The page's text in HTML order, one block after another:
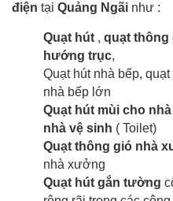
điện tại Quảng Ngãi như :
Quạt hút , quạt thông
hướng trục,
Quạt hút nhà bếp,
nhà bếp lớn
Quạt hút mùi cho
nhà vệ sinh ( Toilet)
Quạt thông gió nhà
nhà xưởng
Quạt hút gắn tường